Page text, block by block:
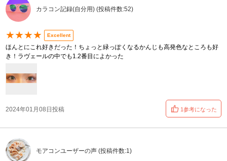
カラコン記録(自分用) (投稿件数:52)
★★★★ Excellent
ほんとにこれ好きだった！ちょっと緑っぽくなるかんじも高発色なところも好
き！ラヴェールの中でも1.2番目によかった
2024年01月08日投稿 1参考になった
モアコンユーザーの声 (投稿件数:1)